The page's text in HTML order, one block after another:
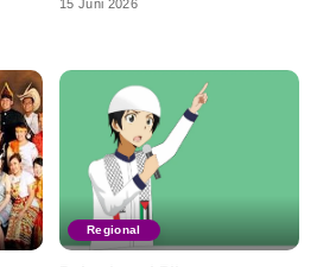
15 Juni 2026
Regional